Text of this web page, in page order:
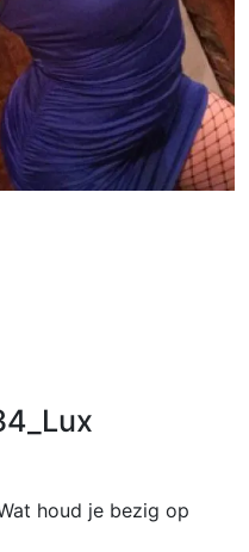
houd je bezig op